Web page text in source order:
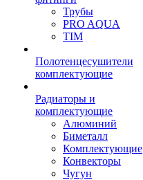
Трубы
PRO AQUA
TIM
Полотенцесушители
комплектующие
Радиаторы и
комплектующие
Алюминий
Биметалл
Комплектующие
Конвекторы
Чугун